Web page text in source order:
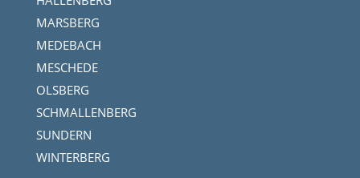
MARSBERG
MEDEBACH
MESCHEDE
OLSBERG
SCHMALLENBERG
SUNDERN
WINTERBERG